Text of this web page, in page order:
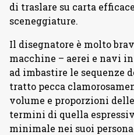
di traslare su carta
sceneggiature.
Il disegnatore è molto
macchine – aerei e navi
ad imbastire le sequenze
tratto pecca
volume e proporzioni
termini di quella
minimale nei suoi